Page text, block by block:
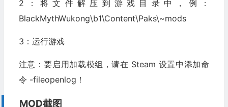
2：将文件解压到游戏目录中，例：
BlackMythWukong\b1\Content\Paks\~mods
3：运行游戏
注意：要启用加载模组，请在 Steam 设置中添加命
令 -fileopenlog！
MOD截图